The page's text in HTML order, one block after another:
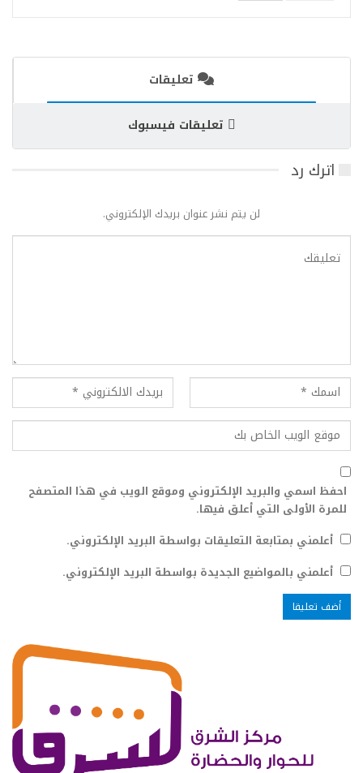
تعليقات
تعليقات فيسبوك
اترك رد
لن يتم نشر عنوان بريدك الإلكتروني.
احفظ اسمي والبريد الإلكتروني وموقع الويب في هذا المتصفح
للمرة الأولى التي أعلق فيها.
أعلمني بمتابعة التعليقات بواسطة البريد الإلكتروني.
أعلمني بالمواضيع الجديدة بواسطة البريد الإلكتروني.